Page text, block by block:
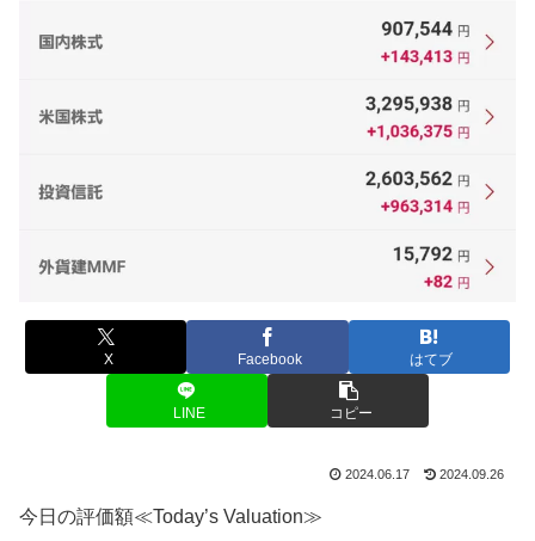
X Facebook はてブ
LINE コピー
2024.06.17 2024.09.26
今日の評価額≪Today’s Valuation≫